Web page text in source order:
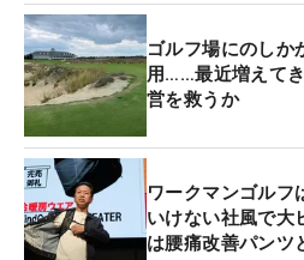
ゴルフ場にのしか
用……最近増えて
営を救うか
ワークマンゴルフ
いけない社風で大
は腰痛改善パンツ